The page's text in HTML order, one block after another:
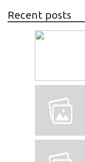
Recent posts